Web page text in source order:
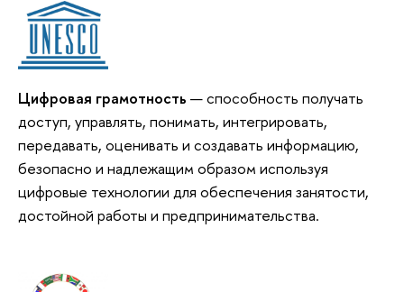
Цифровая грамотность — способность получать
доступ, управлять, понимать, интегрировать,
передавать, оценивать и создавать информацию,
безопасно и надлежащим образом используя
цифровые технологии для обеспечения занятости,
достойной работы и предпринимательства.